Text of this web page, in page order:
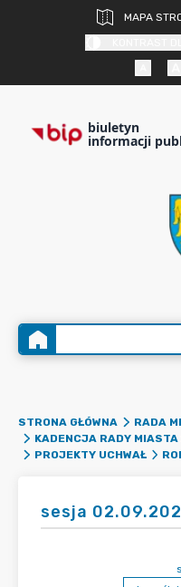
MAPA
biuletyn
informacji
STRONA GŁÓWNA
RADA
KADENCJA RADY
PROJEKTY UCHWAŁ
sesja